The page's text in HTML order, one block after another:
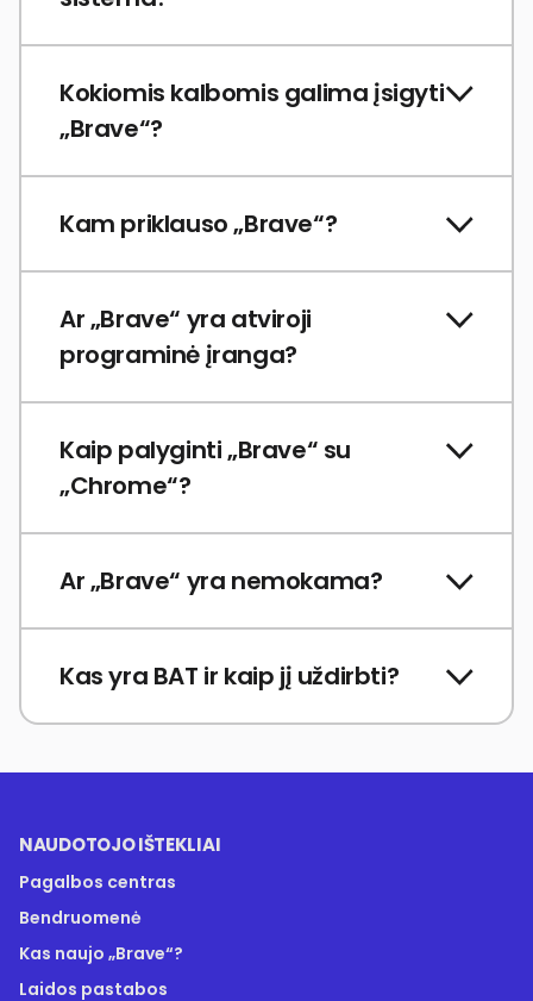
Kokiomis kalbomis galima įsigyti
„Brave“?
Kam priklauso „Brave“?
Ar „Brave“ yra atviroji
programinė įranga?
Kaip palyginti „Brave“ su
„Chrome“?
Ar „Brave“ yra nemokama?
Kas yra BAT ir kaip jį uždirbti?
NAUDOTOJO IŠTEKLIAI
Pagalbos centras
Bendruomenė
Kas naujo „Brave“?
Laidos pastabos